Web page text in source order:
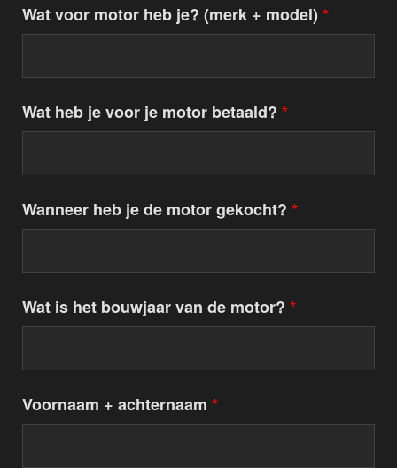
Wat voor motor heb je? (merk + model) *
Wat heb je voor je motor betaald? *
Wanneer heb je de motor gekocht? *
Wat is het bouwjaar van de motor? *
Voornaam + achternaam *